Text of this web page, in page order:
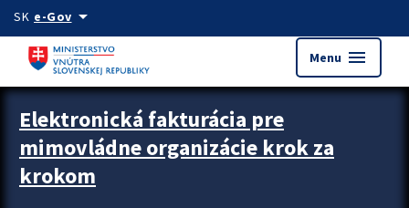
Preskocit na hlavný obsah
SK e-Govarrow_drop_down
Menu menu
Zastavit automatický posun upútavok
Elektronická fakturácia pre
mimovládne organizácie krok za
krokom